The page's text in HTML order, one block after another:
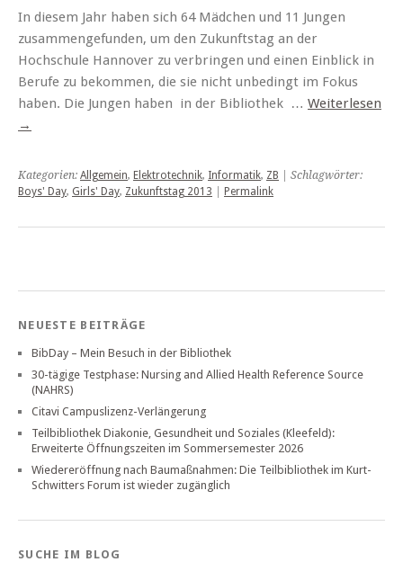
In diesem Jahr haben sich 64 Mädchen und 11 Jungen
zusammengefunden, um den Zukunftstag an der
Hochschule Hannover zu verbringen und einen Einblick in
Berufe zu bekommen, die sie nicht unbedingt im Fokus
haben. Die Jungen haben in der Bibliothek … Weiterlesen
→
Kategorien: Allgemein, Elektrotechnik, Informatik, ZB | Schlagwörter:
Boys' Day, Girls' Day, Zukunftstag 2013 Permalink
NEUESTE BEITRÄGE
BibDay – Mein Besuch in der Bibliothek
30-tägige Testphase: Nursing and Allied Health Reference Source
(NAHRS)
Citavi Campuslizenz-Verlängerung
Teilbibliothek Diakonie, Gesundheit und Soziales (Kleefeld):
Erweiterte Öffnungszeiten im Sommersemester 2026
Wiedereröffnung nach Baumaßnahmen: Die Teilbibliothek im Kurt-
Schwitters Forum ist wieder zugänglich
SUCHE IM BLOG